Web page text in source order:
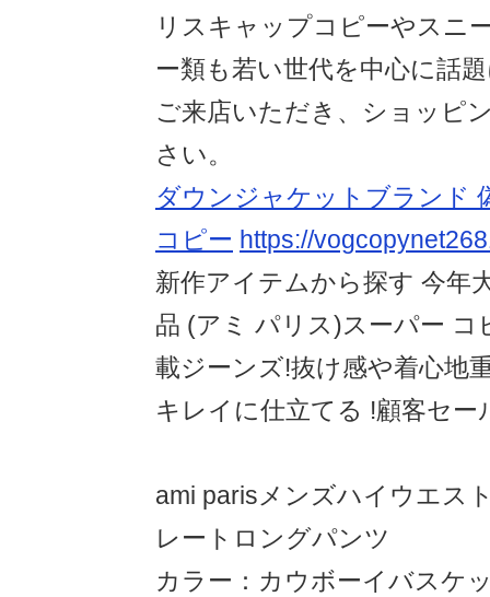
リスキャップコピーやスニ
ー類も若い世代を中心に話
ご来店いただき、ショッピ
さい。
ダウンジャケットブランド
コピー https://
新作アイテムから探す 今年
品 (アミ パリス)スーパー コ
載ジーンズ!抜け感や着心地
キレイに仕立てる !顧客セー
ami parisメンズハイウエス
レートロングパンツ
カラー：カウボーイバスケ